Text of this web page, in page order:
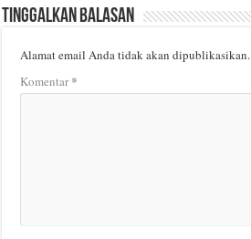
Tinggalkan Balasan
Alamat email Anda tidak akan dipublikasikan.
Komentar*